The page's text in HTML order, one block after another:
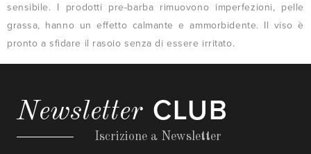
sensibile. I prodotti pre-barba rimuovono imperfezioni, pelle
grassa, hanno un effetto calmante e ammorbidente. Il viso è
pronto a sfidare il rasoio senza di essere irritato.
Newsletter CLUB
Iscrizione a Newsletter